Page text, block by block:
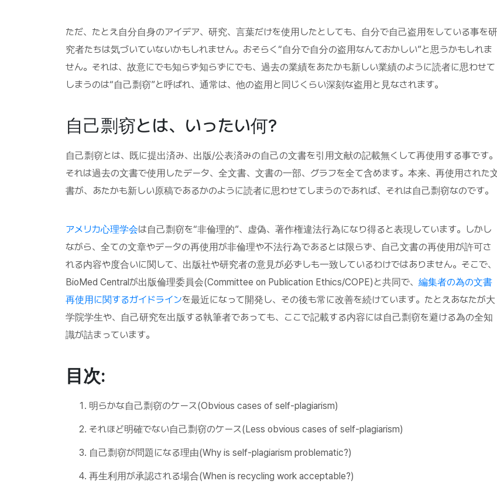
ただ、たとえ自分自身のアイデア、研究、言葉だけを使用したとしても、自分で自己盗用をしている事を研
究者たちは気づいていないかもしれません。おそらく“自分で自分の盗用なんておかしい”と思うかもしれま
せん。それは、故意にでも知らず知らずにでも、過去の業績をあたかも新しい業績のように読者に思わせて
しまうのは“自己剽窃”と呼ばれ、通常は、他の盗用と同じくらい深刻な盗用と見なされます。
自己剽窃とは、いったい何?
自己剽窃とは、既に提出済み、出版/公表済みの自己の文書を引用文献の記載無くして再使用する事です。
それは過去の文書で使用したデータ、全文書、文書の一部、グラフを全て含めます。本来、再使用された
書が、あたかも新しい原稿であるかのように読者に思わせてしまうのであれば、それは自己剽窃なのです。
アメリカ心理学会は自己剽窃を“非倫理的”、虚偽、著作権違法行為になり得ると表現しています。しかし
ながら、全ての文章やデータの再使用が非倫理や不法行為であるとは限らず、自己文書の再使用が許可さ
れる内容や度合いに関して、出版社や研究者の意見が必ずしも一致しているわけではありません。そこで、
BioMed Centralが出版倫理委員会(Committee on Publication Ethics/COPE)と共同で、 編集者の為の文書
再使用に関するガイドラインを最近になって開発し、その後も常に改善を続けています。たとえあなたが大
学院学生や、自己研究を出版する執筆者であっても、ここで記載する内容には自己剽窃を避ける為の全知
識が詰まっています。
目次:
明らかな自己剽窃のケース(Obvious cases of self-plagiarism)
それほど明確でない自己剽窃のケース(Less obvious cases of self-plagiarism)
自己剽窃が問題になる理由(Why is self-plagiarism problematic?)
再生利用が承認される場合(When is recycling work acceptable?)